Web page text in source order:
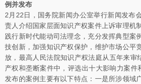
例并发布
2月22日，国务院新闻办公室举行新闻发布
责人介绍国家层面知识产权案件上诉审理机
践行新时代能动司法理念，充分发挥典型案
技创新，加强知识产权保护，维护市场公平
放，最高人民法院知识产权法庭从五年来审
产权和垄断案件中，评选出十大影响力案件
发布的案例主要有以下特点：一是所涉领域